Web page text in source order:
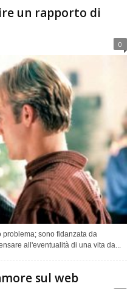
un rapporto di
0
sono fidanzata da
all'eventualità di una vita da...
sul web